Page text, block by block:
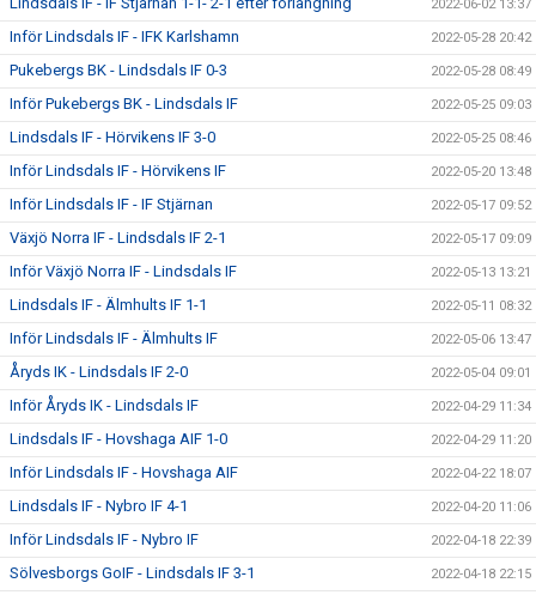
2022-06-02 13:37
Inför Lindsdals IF - IFK Karlshamn 2022-05-28 20:42
Pukebergs BK - Lindsdals IF 0-3 2022-05-28 08:49
Inför Pukebergs BK - Lindsdals IF 2022-05-25 09:03
Lindsdals IF - Hörvikens IF 3-0 2022-05-25 08:46
Inför Lindsdals IF - Hörvikens IF 2022-05-20 13:48
Inför Lindsdals IF - IF Stjärnan 2022-05-17 09:52
Växjö Norra IF - Lindsdals IF 2-1 2022-05-17 09:09
Inför Växjö Norra IF - Lindsdals IF 2022-05-13 13:21
Lindsdals IF - Älmhults IF 1-1 2022-05-11 08:32
Inför Lindsdals IF - Älmhults IF 2022-05-06 13:47
Åryds IK - Lindsdals IF 2-0 2022-05-04 09:01
Inför Åryds IK - Lindsdals IF 2022-04-29 11:34
Lindsdals IF - Hovshaga AIF 1-0 2022-04-29 11:20
Inför Lindsdals IF - Hovshaga AIF 2022-04-22 18:07
Lindsdals IF - Nybro IF 4-1 2022-04-20 11:06
Inför Lindsdals IF - Nybro IF 2022-04-18 22:39
Sölvesborgs GoIF - Lindsdals IF 3-1 2022-04-18 22:15